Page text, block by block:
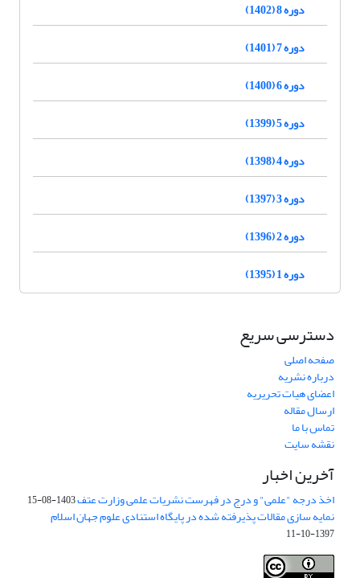
دوره 8 (1402)
دوره 7 (1401)
دوره 6 (1400)
دوره 5 (1399)
دوره 4 (1398)
دوره 3 (1397)
دوره 2 (1396)
دوره 1 (1395)
دسترسی سریع
صفحه اصلی
درباره نشریه
اعضای هیات تحریریه
ارسال مقاله
تماس با ما
نقشه سایت
آخرین اخبار
اخذ درجه "علمی" و درج در فهرست نشریات علمی وزارت عتف1403-08-15
نمایه سازی مقالات پذیرفته شده در پایگاه استنادی علوم جهان اسلام
1397-10-11